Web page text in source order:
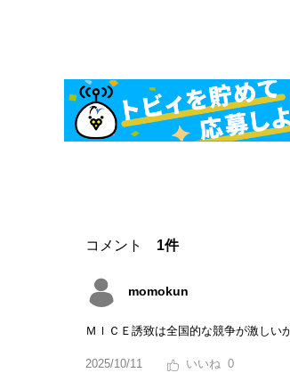
コメント 1件
momokun
ＭＩＣＥ誘致は全国的な競争が激しい
2025/10/11 0